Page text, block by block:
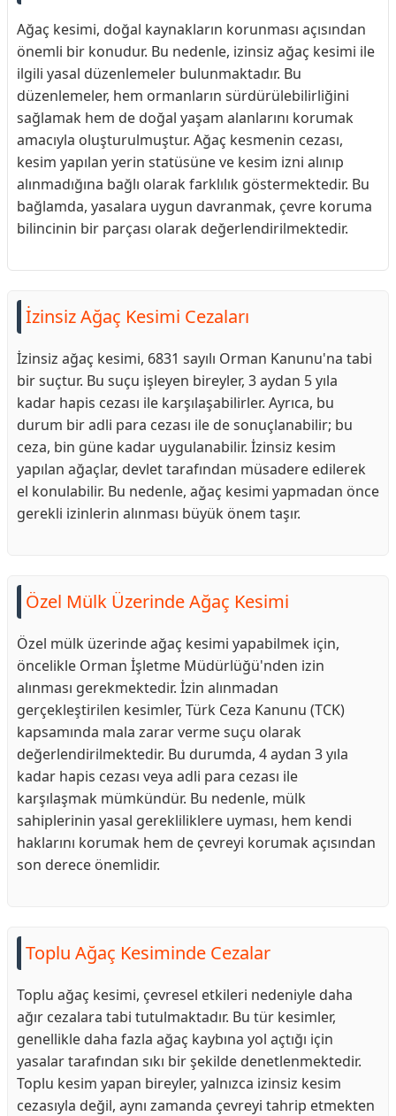
Ağaç kesimi, doğal kaynakların korunması açısından
önemli bir konudur. Bu nedenle, izinsiz ağaç kesimi ile
ilgili yasal düzenlemeler bulunmaktadır. Bu
düzenlemeler, hem ormanların sürdürülebilirliğini
sağlamak hem de doğal yaşam alanlarını korumak
amacıyla oluşturulmuştur. Ağaç kesmenin cezası,
kesim yapılan yerin statüsüne ve kesim izni alınıp
alınmadığına bağlı olarak farklılık göstermektedir. Bu
bağlamda, yasalara uygun davranmak, çevre koruma
bilincinin bir parçası olarak değerlendirilmektedir.
İzinsiz Ağaç Kesimi Cezaları
İzinsiz ağaç kesimi, 6831 sayılı Orman Kanunu'na tabi
bir suçtur. Bu suçu işleyen bireyler, 3 aydan 5 yıla
kadar hapis cezası ile karşılaşabilirler. Ayrıca, bu
durum bir adli para cezası ile de sonuçlanabilir; bu
ceza, bin güne kadar uygulanabilir. İzinsiz kesim
yapılan ağaçlar, devlet tarafından müsadere edilerek
el konulabilir. Bu nedenle, ağaç kesimi yapmadan önce
gerekli izinlerin alınması büyük önem taşır.
Özel Mülk Üzerinde Ağaç Kesimi
Özel mülk üzerinde ağaç kesimi yapabilmek için,
öncelikle Orman İşletme Müdürlüğü'nden izin
alınması gerekmektedir. İzin alınmadan
gerçekleştirilen kesimler, Türk Ceza Kanunu (TCK)
kapsamında mala zarar verme suçu olarak
değerlendirilmektedir. Bu durumda, 4 aydan 3 yıla
kadar hapis cezası veya adli para cezası ile
karşılaşmak mümkündür. Bu nedenle, mülk
sahiplerinin yasal gerekliliklere uyması, hem kendi
haklarını korumak hem de çevreyi korumak açısından
son derece önemlidir.
Toplu Ağaç Kesiminde Cezalar
Toplu ağaç kesimi, çevresel etkileri nedeniyle daha
ağır cezalara tabi tutulmaktadır. Bu tür kesimler,
genellikle daha fazla ağaç kaybına yol açtığı için
yasalar tarafından sıkı bir şekilde denetlenmektedir.
Toplu kesim yapan bireyler, yalnızca izinsiz kesim
cezasıyla değil, aynı zamanda çevreyi tahrip etmekten